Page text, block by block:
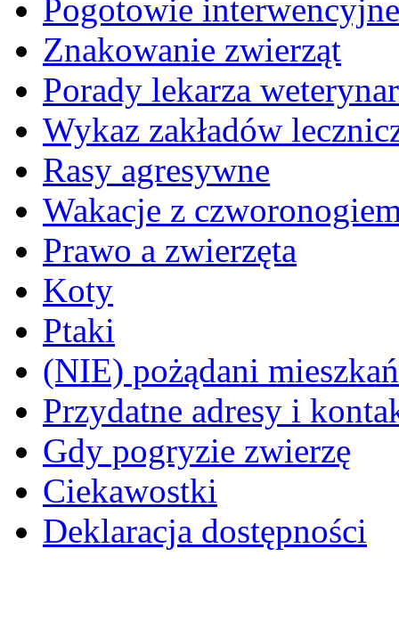
Pogotowie interwencyjne
Znakowanie zwierząt
Porady lekarza
Wykaz zakładów
Rasy agresywne
Wakacje z
Prawo a zwierzęta
Koty
Ptaki
(NIE) pożądani
Przydatne adresy i
Gdy pogryzie zwierzę
Ciekawostki
Deklaracja dostępności